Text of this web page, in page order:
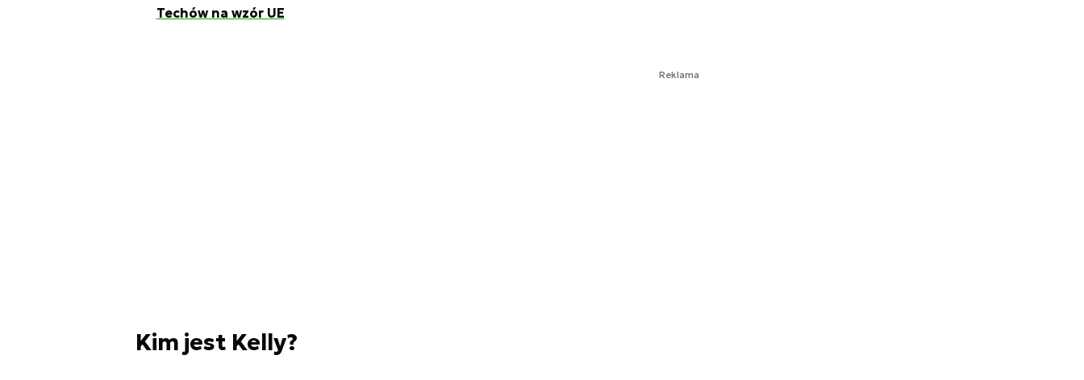
Techów na wzór UE
Reklama
Kim jest Kelly?